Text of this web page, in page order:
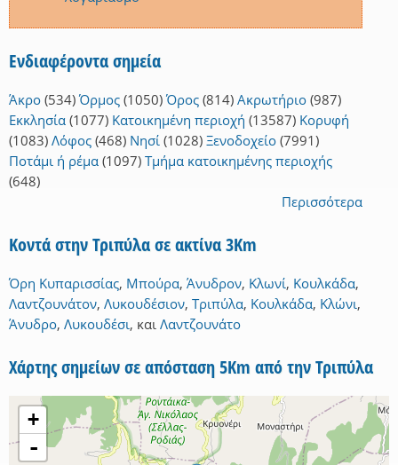
Ενδιαφέροντα σημεία
Άκρο (534) Όρμος (1050) Όρος (814) Ακρωτήριο (987)
Εκκλησία (1077) Κατοικημένη περιοχή (13587) Κορυφή
(1083) Λόφος (468) Νησί (1028) Ξενοδοχείο (7991)
Ποτάμι ή ρέμα (1097) Τμήμα κατοικημένης περιοχής
(648)
Περισσότερα
Κοντά στην Τριπύλα σε ακτίνα 3Km
Όρη Κυπαρισσίας, Μπούρα, Άνυδρον, Κλωνί, Κουλκάδα,
Λαντζουνάτον, Λυκουδέσιον, Τριπύλα, Κουλκάδα, Κλώνι,
Άνυδρο, Λυκουδέσι, και Λαντζουνάτο
Χάρτης σημείων σε απόσταση 5Km από την Τριπύλα
+
-